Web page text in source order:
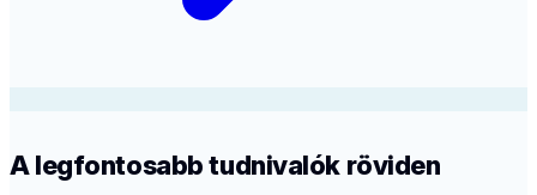
A legfontosabb tudnivalók röviden